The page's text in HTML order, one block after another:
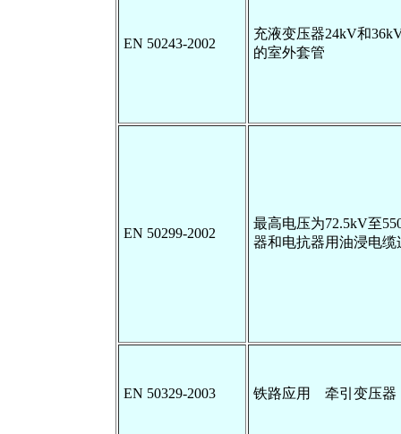
EN 50243-2002
充液变压器24kV和
的室外套管
EN 50299-2002
最高电压为72.5kV至
器和电抗器用油浸电缆
EN 50329-2003 铁路应用 牵引变压器